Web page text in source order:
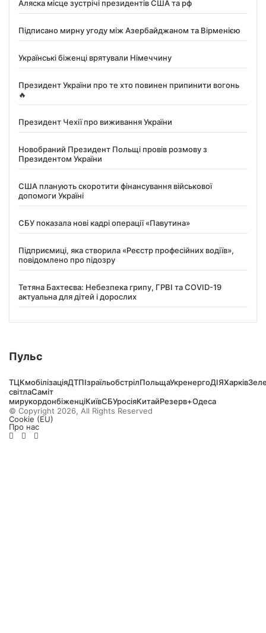
Аляска місце зустрічі президентів США та рф
Підписано мирну угоду між Азербайджаном та Вірменією
Українські біженці врятували Німеччину
Президент України про те хто повинен припинити вогонь
🔥
Президент Чехії про виживання України
Новобраний Президент Польщі провів розмову з
Президентом України
США планують скоротити фінансування військової
допомоги Україні
СБУ показала нові кадрі операції «Павутина»
Підприємиці, яка створила «Реєстр професійних водіїв»,
повідомлено про підозру
Тетяна Бахтеєва: Небезпека грипу, ГРВІ та COVID-19
актуальна для дітей і дорослих
Пульс
ТЦКмобілізаціяДТПІзраїльобстрілПольщаУкренергоДІЯХарків
світлаСаміт
мирукордонбіженціКиївСБУросіяКитайРезерв+Одеса
© Copyright 2026, All Rights Reserved
Cookie (EU)
Про нас